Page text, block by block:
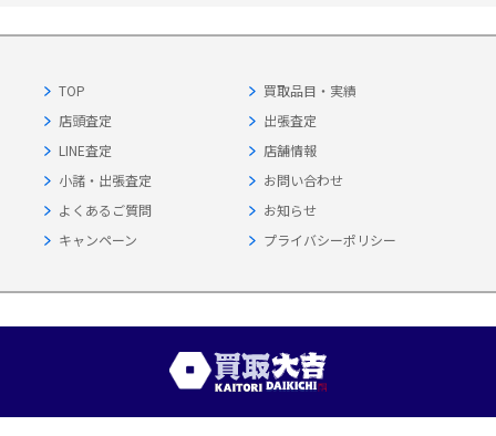
TOP
買取品目・実績
店頭査定
出張査定
LINE査定
店舗情報
小諸・出張査定
お問い合わせ
よくあるご質問
お知らせ
キャンペーン
プライバシーポリシー